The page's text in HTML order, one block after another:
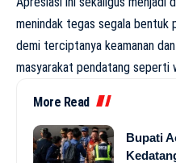
menindak tegas segala bentuk
demi terciptanya keamanan
masyarakat pendatang seperti
More Read
Bupati